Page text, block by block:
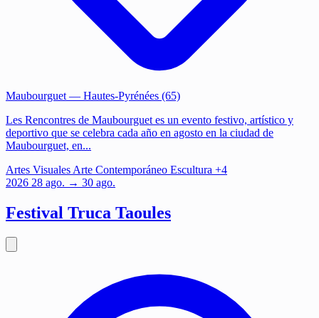
Maubourguet — Hautes-Pyrénées (65)
Les Rencontres de Maubourguet es un evento festivo, artístico y
deportivo que se celebra cada año en agosto en la ciudad de
Maubourguet, en...
Artes Visuales Arte Contemporáneo Escultura +4
2026 28 ago. → 30 ago.
Festival Truca Taoules